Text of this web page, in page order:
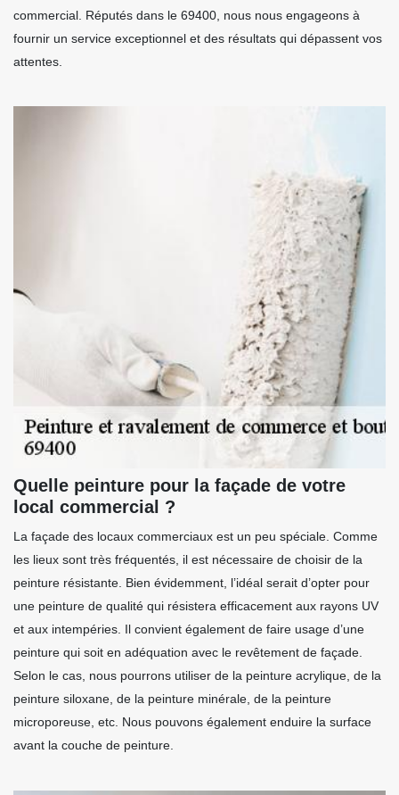
commercial. Réputés dans le 69400, nous nous engageons à
fournir un service exceptionnel et des résultats qui dépassent vos
attentes.
Quelle peinture pour la façade de votre
local commercial ?
La façade des locaux commerciaux est un peu spéciale. Comme
les lieux sont très fréquentés, il est nécessaire de choisir de la
peinture résistante. Bien évidemment, l’idéal serait d’opter pour
une peinture de qualité qui résistera efficacement aux rayons UV
et aux intempéries. Il convient également de faire usage d’une
peinture qui soit en adéquation avec le revêtement de façade.
Selon le cas, nous pourrons utiliser de la peinture acrylique, de la
peinture siloxane, de la peinture minérale, de la peinture
microporeuse, etc. Nous pouvons également enduire la surface
avant la couche de peinture.